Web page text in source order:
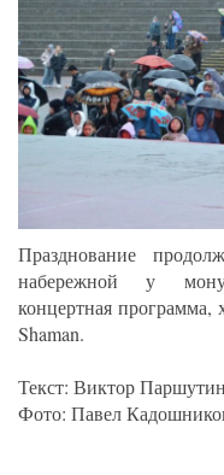
Празднование
набережной у
концертная программа,
Shaman.
Текст: Виктор Паршутин
Фото: Павел